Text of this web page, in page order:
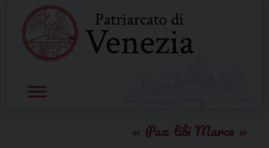
content
Pax tibi Marce